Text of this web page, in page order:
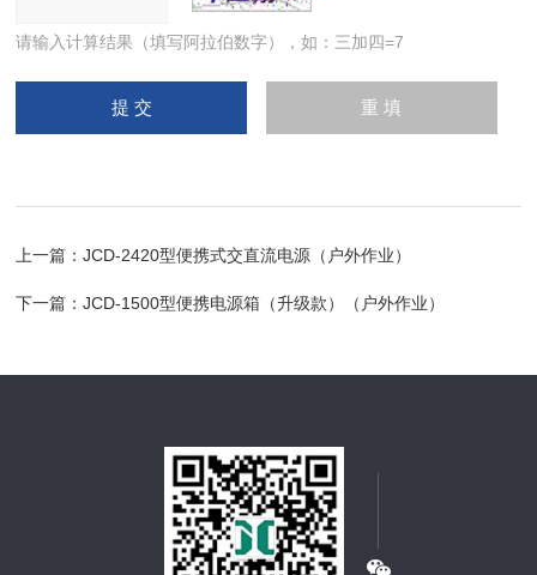
请输入计算结果（填写阿拉伯数字），如：三加四=7
上一篇：JCD-2420型便携式交直流电源（户外作业）
下一篇：JCD-1500型便携电源箱（升级款）（户外作业）